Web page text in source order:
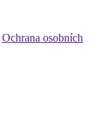
Ochrana osobních